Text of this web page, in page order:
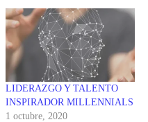
LIDERAZGO Y TALENTO
INSPIRADOR MILLENNIALS
1 octubre, 2020